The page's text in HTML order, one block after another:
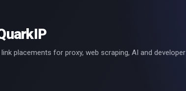
placements for proxy, web scraping, AI and developer